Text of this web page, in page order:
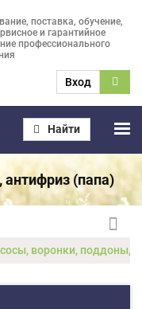
поставка, обучение,
и гарантийное
профессионального
Вход
Найти
(папа)
воронки, поддоны,